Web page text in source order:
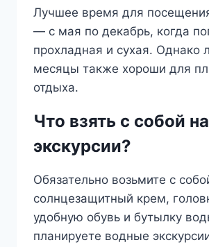
Лучшее время для
— с мая по декабрь, когда
прохладная и сухая. Однако
месяцы также хороши для
отдыха.
Что взять с собой на
экскурсии?
Обязательно возьмите с
солнцезащитный крем,
удобную обувь и бутылку
планируете водные